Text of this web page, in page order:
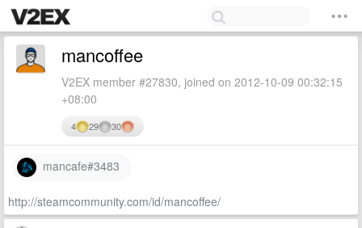
mancoffee
V2EX member #27830, joined on 2012-10-09 00:32:15
+08:00
4 29 30
mancafe#3483
http://steamcommunity.com/id/mancoffee/